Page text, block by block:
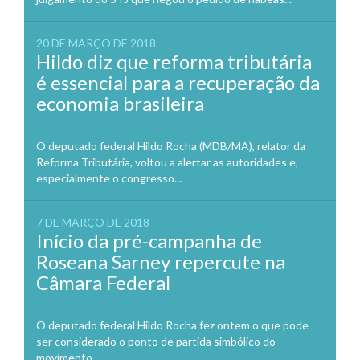
20 DE MARÇO DE 2018
Hildo diz que reforma tributária
é essencial para a recuperação da
economia brasileira
O deputado federal Hildo Rocha (MDB/MA), relator da
Reforma Tributária, voltou a alertar as autoridades e,
especialmente o congresso...
7 DE MARÇO DE 2018
Início da pré-campanha de
Roseana Sarney repercute na
Câmara Federal
O deputado federal Hildo Rocha fez ontem o que pode
ser considerado o ponto de partida simbólico do
movimento...